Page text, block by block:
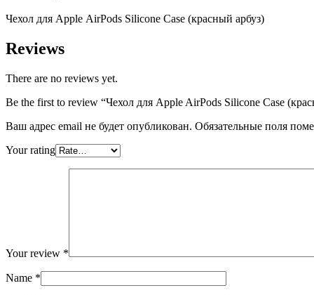
Чехол для Apple AirPods Silicone Case (красный арбуз)
Reviews
There are no reviews yet.
Be the first to review “Чехол для Apple AirPods Silicone Case
Ваш адрес email не будет опубликован. Обязательные поля
Your rating
Your review *
Name *